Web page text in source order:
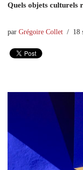
Quels objets culturels
par Grégoire Collet 18